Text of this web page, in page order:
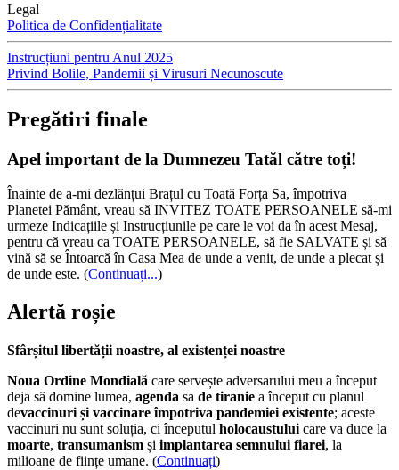
Legal
Politica de Confidențialitate
Instrucțiuni pentru Anul 2025
Privind Bolile, Pandemii și Virusuri Necunoscute
Pregătiri finale
Apel important de la Dumnezeu Tatăl către toți!
Înainte de a-mi dezlănțui Brațul cu Toată Forța Sa, împotriva
Planetei Pământ, vreau să INVITEZ TOATE PERSOANELE să-mi
urmeze Indicațiile și Instrucțiunile pe care le voi da în acest Mesaj,
pentru că vreau ca TOATE PERSOANELE, să fie SALVATE și să
vină să se Întoarcă în Casa Mea de unde a venit, de unde a plecat și
de unde este. (Continuați...)
Alertă roșie
Sfârșitul libertății noastre, al existenței noastre
Noua Ordine Mondială care servește adversarului meu a început
deja să domine lumea, agenda sa de tiranie a început cu planul
devaccinuri și vaccinare împotriva pandemiei existente; aceste
vaccinuri nu sunt soluția, ci începutul holocaustului care va duce la
moarte, transumanism și implantarea semnului fiarei, la
milioane de ființe umane. (Continuați)